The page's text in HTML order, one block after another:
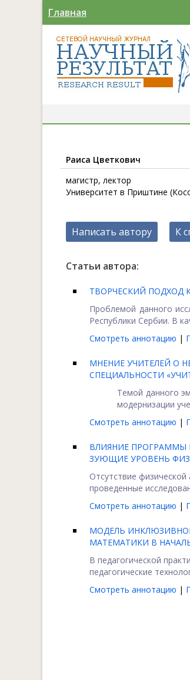
Главная
Раиса Цветкович
магистр, лектор
Университет в Приштине
Написать автору К
Статьи автора:
ТВОРЧЕСКИЙ ПОДХОД
Проблемой данного
Республики Сербии. В
Смотреть аннотацию |
МНЕНИЕ УЧИТЕЛЕЙ О
СПЕЦИАЛЬНОСТИ
Темoй данного
модернизации
Смотреть аннотацию |
ВЛИЯНИЕ ПРОГРАММЫ
ЗУЮЩИЕ УРОВЕНЬ
Отсутствие
проведенные
Смотреть аннотацию |
МОДЕЛЬ
МАТЕМАТИКИ В
В педагогической
педагогические
Смотреть аннотацию |